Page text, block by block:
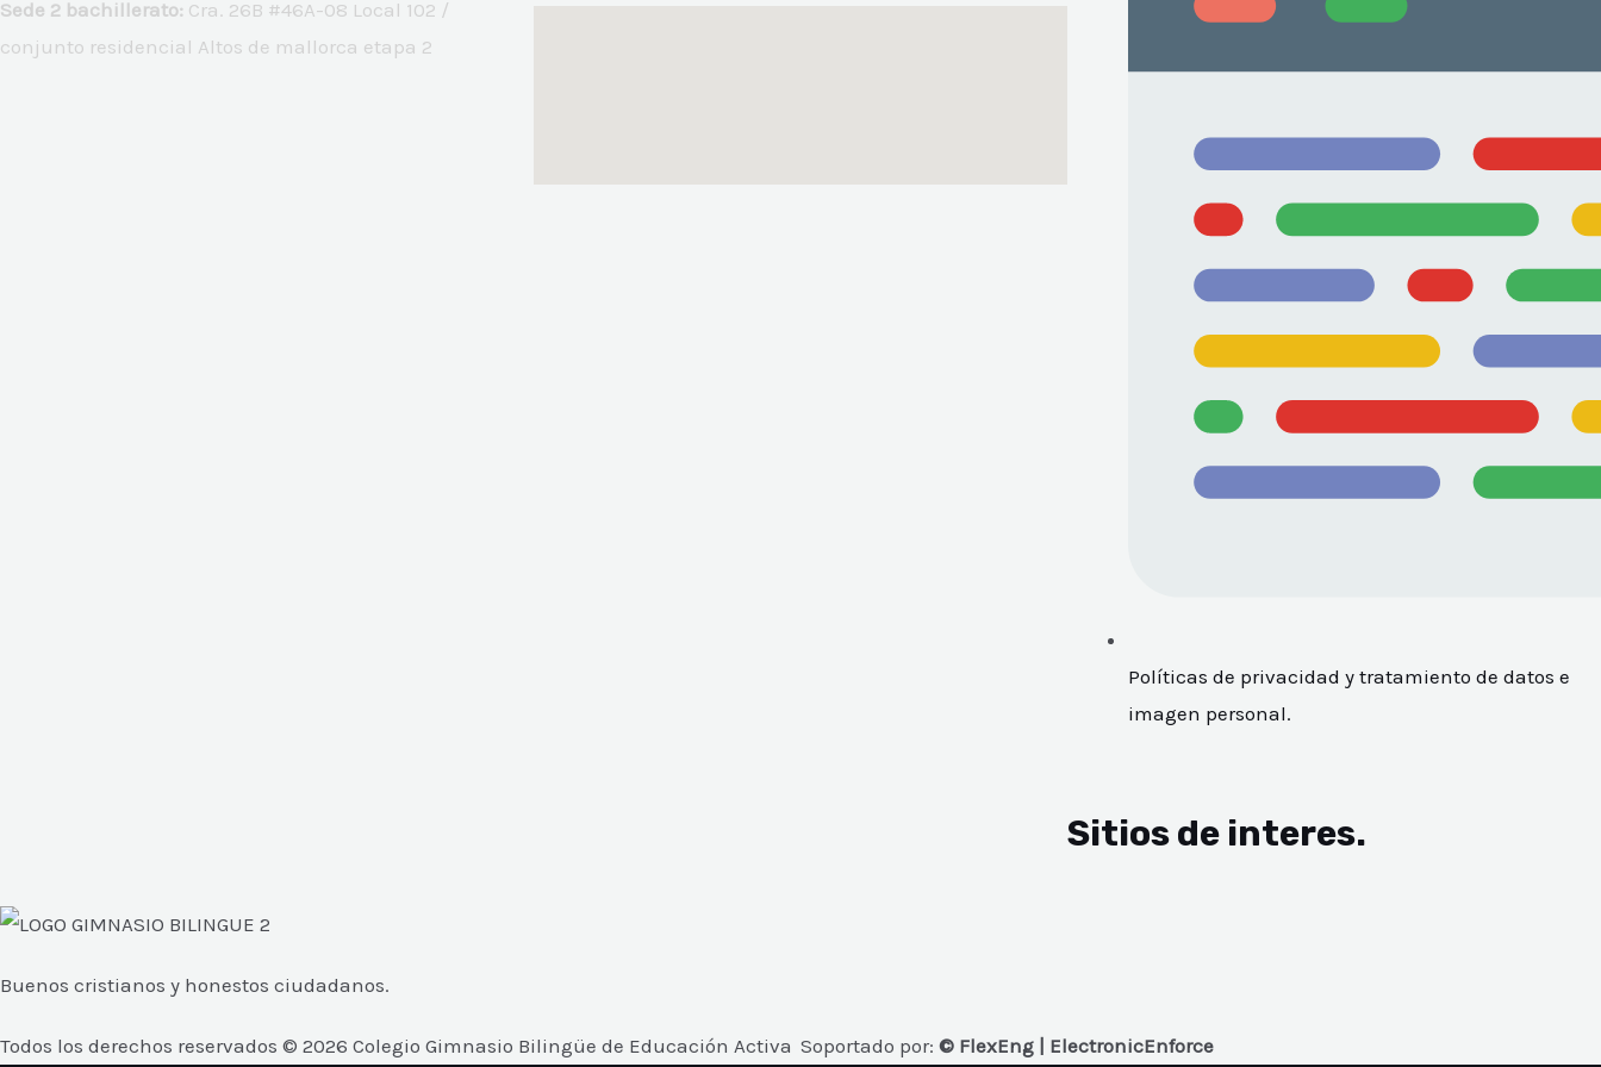
Sede 2 bachillerato: Cra. 26B #46A-08 Local 102 /
conjunto residencial Altos de mallorca etapa 2
Políticas de privacidad y tratamiento de datos e
imagen personal.
Sitios de interes.
Buenos cristianos y honestos ciudadanos.
Todos los derechos reservados © 2026 Colegio Gimnasio Bilingüe de Educación Activa Soportado por: © FlexEng | ElectronicEnforce